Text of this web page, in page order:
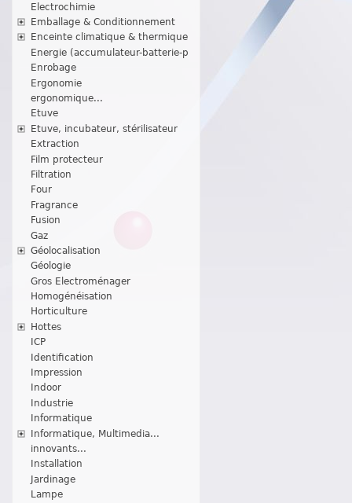
Electrochimie
Emballage & Conditionnement
Enceinte climatique & thermique
Energie (accumulateur-batterie-p
Enrobage
Ergonomie
ergonomique...
Etuve
Etuve, incubateur, stérilisateur
Extraction
Film protecteur
Filtration
Four
Fragrance
Fusion
Gaz
Géolocalisation
Géologie
Gros Electroménager
Homogénéisation
Horticulture
Hottes
ICP
Identification
Impression
Indoor
Industrie
Informatique
Informatique, Multimedia...
innovants...
Installation
Jardinage
Lampe